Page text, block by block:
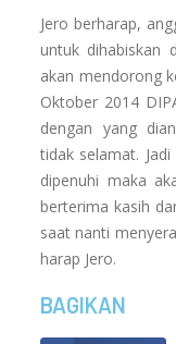
Jero berharap,
untuk dihabiskan
akan mendorong
Oktober 2014
dengan yang
tidak selamat.
dipenuhi maka
berterima kasih
saat nanti
harap Jero.
BAGIKAN